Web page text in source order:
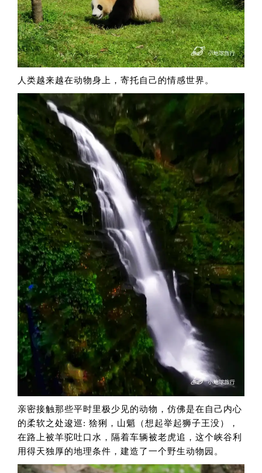
人类越来越在动物身上，寄托自己的情感世界。
亲密接触那些平时里极少见的动物，仿佛是在自己内心
的柔软之处逡巡: 猞猁，山魈（想起举起狮子王没），
在路上被羊驼吐口水，隔着车辆被老虎追，这个峡谷利
用得天独厚的地理条件，建造了一个野生动物园。